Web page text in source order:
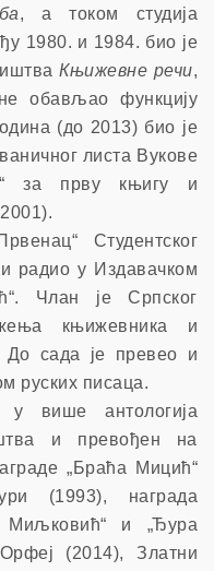
, а током студија
1980. и 1984. био је
Књижевне речи,
обављао функцију
(до 2013) био је
листа Вукове
за прву књигу и
Студентског
и радио у Издавачком
Члан је Српског
књижевника и
До сада је превео и
руских писаца.
у више антологија
и превођен на
„Браћа Мицић“
(1993), награда
Миљковић“ и „Ђура
(2014), Златни